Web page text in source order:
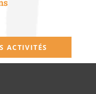
ACTIVITÉS